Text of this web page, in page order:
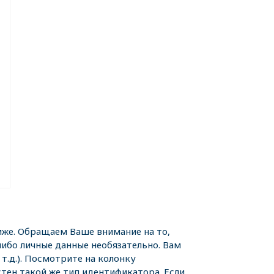
Обращаем Ваше внимание на то,
личные данные необязательно. Вам
Посмотрите на колонку
такой же тип идентификатора. Если